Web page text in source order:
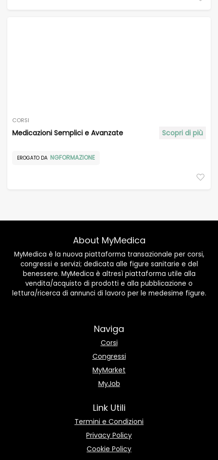
CORSI
Medicazioni Semplici e Avanzate Scopri di più
EROGATO DA NGFORMAZIONE
About MyMedica
MyMedica è la nuova piattaforma transazionale per corsi,
congressi e servizi; dedicata alle figure sanitarie e del
benessere. MyMedica è altresì piattaforma utile alla
vendita/acquisto di prodotti e alla pubblicazione o
lettura/ricerca di annunci di lavoro per le medesime figure.
Naviga
Corsi
Congressi
MyMarket
MyJob
Link Utili
Termini e Condizioni
Privacy Policy
Cookie Policy